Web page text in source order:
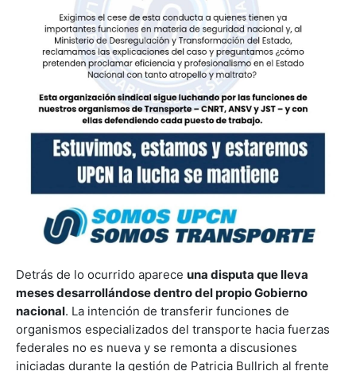
Detrás de lo ocurrido aparece una disputa que lleva
meses desarrollándose dentro del propio Gobierno
nacional. La intención de transferir funciones de
organismos especializados del transporte hacia fuerzas
federales no es nueva y se remonta a discusiones
iniciadas durante la gestión de Patricia Bullrich al frente